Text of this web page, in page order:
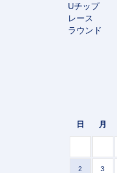
Uチップ
レース
ラウンド
日 月
2 3